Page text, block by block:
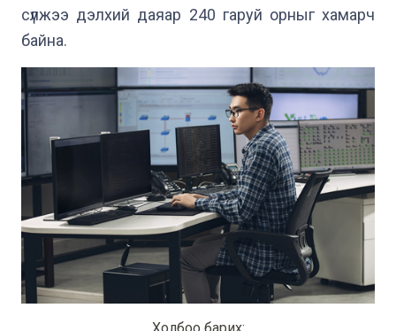
сүлжээ дэлхий даяар 240 гаруй орныг хамарч